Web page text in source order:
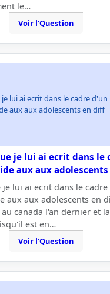
le…
Voir l'Question
lui ai ecrit dans le cadre
aux aux adolescents en diff
je lui ai ecrit dans le
aux aux
lui ai ecrit dans le cadre
aux aux adolescents en
canada l'an dernier et
est en…
Voir l'Question